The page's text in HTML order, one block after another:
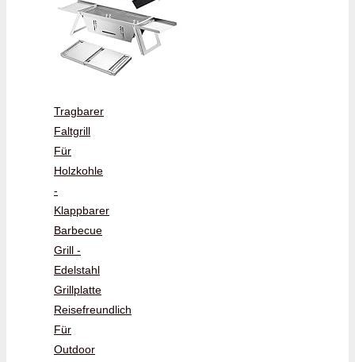
Tragbarer
Faltgrill
Für
Holzkohle
-
Klappbarer
Barbecue
Grill -
Edelstahl
Grillplatte
Reisefreundlich
Für
Outdoor